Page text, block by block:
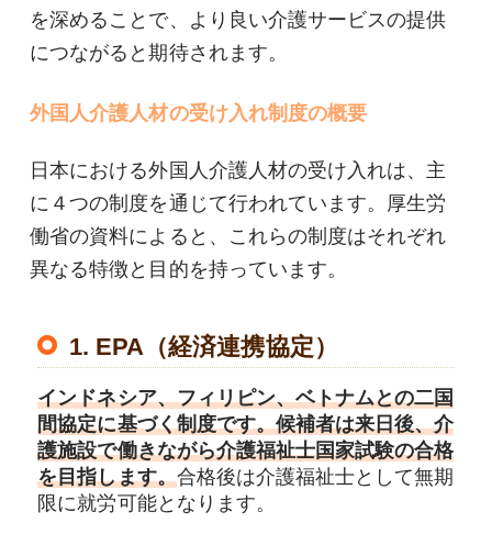
を深めることで、より良い介護サービスの提供
につながると期待されます。
外国人介護人材の受け入れ制度の概要
日本における外国人介護人材の受け入れは、主
に４つの制度を通じて行われています。厚生労
働省の資料によると、これらの制度はそれぞれ
異なる特徴と目的を持っています。
1. EPA（経済連携協定）
インドネシア、フィリピン、ベトナムとの二国
間協定に基づく制度です。候補者は来日後、介
護施設で働きながら介護福祉士国家試験の合格
を目指します。合格後は介護福祉士として無期
限に就労可能となります。